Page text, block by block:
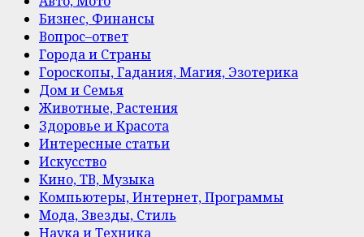
Бизнес, Финансы
Вопрос–ответ
Города и Страны
Гороскопы, Гадания, Магия, Эзотерика
Дом и Семья
Животные, Растения
Здоровье и Красота
Интересные статьи
Искусство
Кино, ТВ, Музыка
Компьютеры, Интернет, Программы
Мода, Звезды, Стиль
Наука и Техника